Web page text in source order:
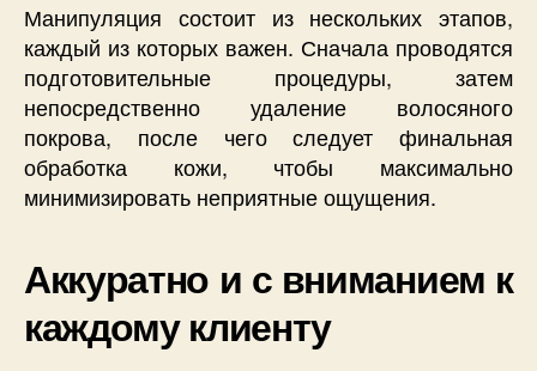
Манипуляция состоит из нескольких этапов,
каждый из которых важен. Сначала проводятся
подготовительные процедуры, затем
непосредственно удаление волосяного
покрова, после чего следует финальная
обработка кожи, чтобы максимально
минимизировать неприятные ощущения.
Аккуратно и с вниманием к
каждому клиенту